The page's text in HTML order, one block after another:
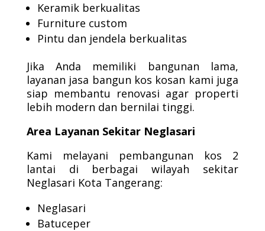
Keramik berkualitas
Furniture custom
Pintu dan jendela berkualitas
Jika Anda memiliki bangunan lama,
layanan jasa bangun kos kosan kami juga
siap membantu renovasi agar properti
lebih modern dan bernilai tinggi.
Area Layanan Sekitar Neglasari
Kami melayani pembangunan kos 2
lantai di berbagai wilayah sekitar
Neglasari Kota Tangerang:
Neglasari
Batuceper